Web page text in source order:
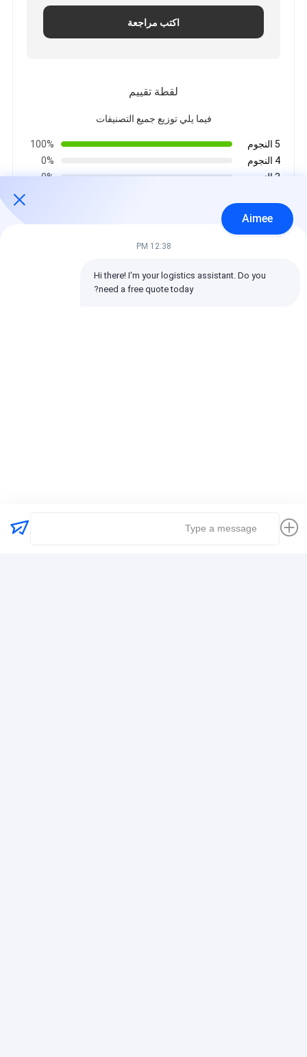
اكتب مراجعة
لقطة تقييم
فيما يلي توزيع جميع التصنيفات
5 النجوم
100%
4 النجوم
0%
3 النجوم
0%
emin
Aimee
12:38 PM
Hi there! I'm your logistics assistant. Do you
need a free quote today?